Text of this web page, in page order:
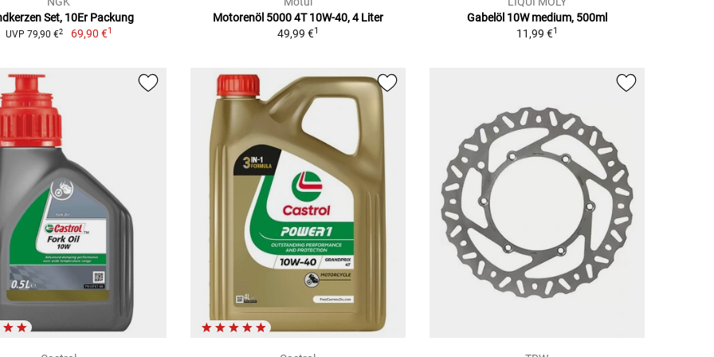
Set, 10Er Packung
UVP 79,90 €2 69,90 €1
Motorenöl 5000 4T 10W-40, 4 Liter
49,99 €1
Gabelöl 10W medium, 500ml
11,99 €1